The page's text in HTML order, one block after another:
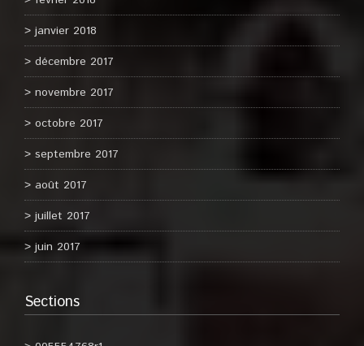
janvier 2018
décembre 2017
novembre 2017
octobre 2017
septembre 2017
août 2017
juillet 2017
juin 2017
Sections